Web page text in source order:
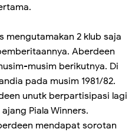
mengutamakan 2 klub saja
Aberdeen
musim berikutnya. Di
pada musim 1981/82.
unutk berpartisipasi lagi
Piala Winners.
mendapat sorotan